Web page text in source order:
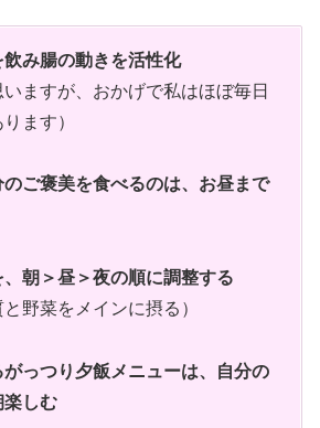
飲み腸の動きを活性化
いますが、おかげで私はほぼ毎日
ます）
のご褒美を食べるのは、お昼まで
、朝＞昼＞夜の順に調整する
野菜をメインに摂る）
がっつり夕飯メニューは、自分の
楽しむ